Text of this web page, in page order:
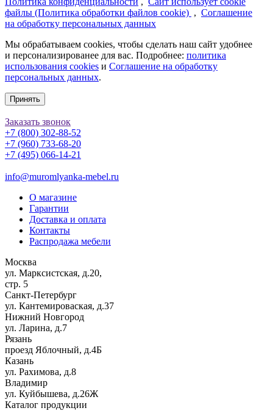
файлы (Политика обработки файлов cookie) , Соглашение
на обработку персональных данных
Мы обрабатываем cookies, чтобы сделать наш сайт удобнее
и персонализированее для вас. Подробнее: политика
использования cookies и Соглашение на обработку
персональных данных.
Принять
Заказать звонок
+7 (800) 302-88-52
+7 (960) 733-68-20
+7 (495) 066-14-21
info@muromlyanka-mebel.ru
О магазине
Гарантии
Доставка и оплата
Контакты
Распродажа мебели
Москва
ул. Марксистская, д.20,
стр. 5
Санкт-Петербург
ул. Кантемироваская, д.37
Нижний Новгород
ул. Ларина, д.7
Рязань
проезд Яблочный, д.4Б
Казань
ул. Рахимова, д.8
Владимир
ул. Куйбышева, д.26Ж
Каталог продукции